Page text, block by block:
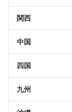
関西
中国
四国
九州